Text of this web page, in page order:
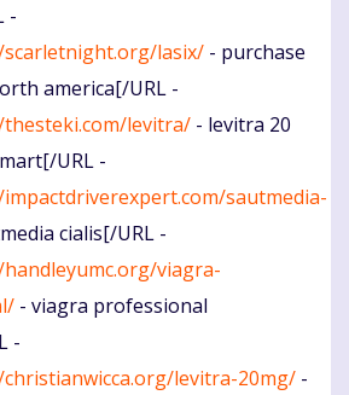
-
lasix/ - purchase
america[/URL -
levitra/ - levitra 20
URL -
sautmedia-
cialis[/URL -
viagra-
- viagra professional
-
levitra-20mg/ -